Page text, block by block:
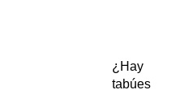
¿Hay
tabúes